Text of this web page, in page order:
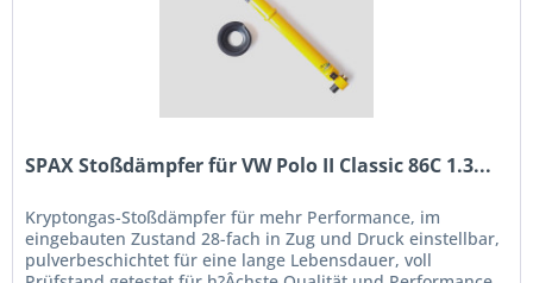
SPAX Stoßdämpfer für VW Polo II Classic 86C 1.3...
Kryptongas-Stoßdämpfer für mehr Performance, im
eingebauten Zustand 28-fach in Zug und Druck einstellbar,
pulverbeschichtet für eine lange Lebensdauer, voll